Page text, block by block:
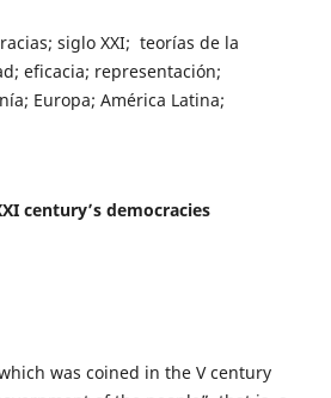
siglo XXI; teorías de la
eficacia; representación;
Europa; América Latina;
century’s democracies
was coined in the V century